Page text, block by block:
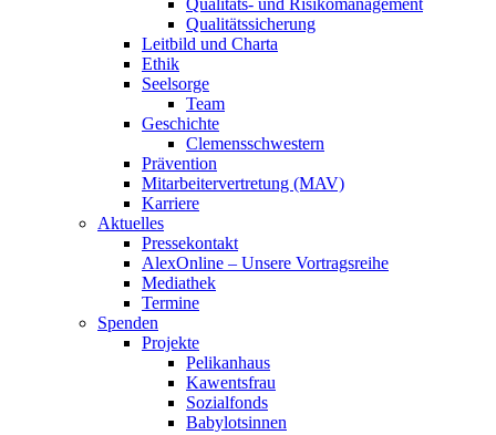
Qualitäts- und Risikomanagement
Qualitätssicherung
Leitbild und Charta
Ethik
Seelsorge
Team
Geschichte
Clemensschwestern
Prävention
Mitarbeitervertretung (MAV)
Karriere
Aktuelles
Pressekontakt
AlexOnline – Unsere Vortragsreihe
Mediathek
Termine
Spenden
Projekte
Pelikanhaus
Kawentsfrau
Sozialfonds
Babylotsinnen